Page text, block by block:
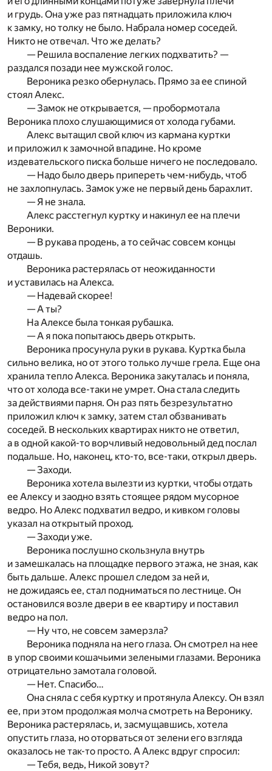
и грудь. Она уже раз пятнадцать приложила ключ
к замку, но толку не было. Набрала номер соседей.
Никто не отвечал. Что же делать?
— Решила воспаление легких подхватить? —
раздался позади нее мужской голос.
Вероника резко обернулась. Прямо за ее спиной
стоял Алекс.
— Замок не открывается, — пробормотала
Вероника плохо слушающимися от холода губами.
Алекс вытащил свой ключ из кармана куртки
и приложил к замочной впадине. Но кроме
издевательского писка больше ничего не последовало.
— Надо было дверь припереть чем-нибудь, чтоб
не захлопнулась. Замок уже не первый день барахлит.
— Я не знала.
Алекс расстегнул куртку и накинул ее на плечи
Вероники.
— В рукава продень, а то сейчас совсем концы
отдашь.
Вероника растерялась от неожиданности
и уставилась на Алекса.
— Надевай скорее!
— А ты?
На Алексе была тонкая рубашка.
— А я пока попытаюсь дверь открыть.
Вероника просунула руки в рукава. Куртка была
сильно велика, но от этого только лучше грела. Еще она
хранила тепло Алекса. Вероника закуталась и поняла,
что от холода все-таки не умрет. Она стала следить
за действиями парня. Он раз пять безрезультатно
приложил ключ к замку, затем стал обзванивать
соседей. В нескольких квартирах никто не ответил,
а в одной какой-то ворчливый недовольный дед послал
подальше. Но, наконец, кто-то, все-таки, открыл дверь.
— Заходи.
Вероника хотела вылезти из куртки, чтобы отдать
ее Алексу и заодно взять стоящее рядом мусорное
ведро. Но Алекс подхватил ведро, и кивком головы
указал на открытый проход.
— Заходи уже.
Вероника послушно скользнула внутрь
и замешкалась на площадке первого этажа, не зная, как
быть дальше. Алекс прошел следом за ней и,
не дожидаясь ее, стал подниматься по лестнице. Он
остановился возле двери в ее квартиру и поставил
ведро на пол.
— Ну что, не совсем замерзла?
Вероника подняла на него глаза. Он смотрел на нее
в упор своими кошачьими зелеными глазами. Вероника
отрицательно замотала головой.
— Нет. Спасибо…
Она сняла с себя куртку и протянула Алексу. Он взял
ее, при этом продолжая молча смотреть на Веронику.
Вероника растерялась, и, засмущавшись, хотела
опустить глаза, но оторваться от зелени его взгляда
оказалось не так-то просто. А Алекс вдруг спросил:
— Тебя, ведь, Никой зовут?